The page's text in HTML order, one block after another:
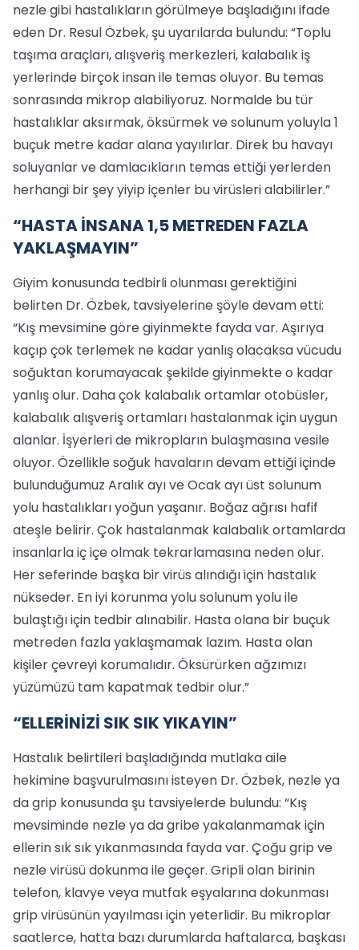
nezle gibi hastalıkların görülmeye başladığını ifade
eden Dr. Resul Özbek, şu uyarılarda bulundu: “Toplu
taşıma araçları, alışveriş merkezleri, kalabalık iş
yerlerinde birçok insan ile temas oluyor. Bu temas
sonrasında mikrop alabiliyoruz. Normalde bu tür
hastalıklar aksırmak, öksürmek ve solunum yoluyla 1
buçuk metre kadar alana yayılırlar. Direk bu havayı
soluyanlar ve damlacıkların temas ettiği yerlerden
herhangi bir şey yiyip içenler bu virüsleri alabilirler.”
“HASTA İNSANA 1,5 METREDEN FAZLA
YAKLAŞMAYIN”
Giyim konusunda tedbirli olunması gerektiğini
belirten Dr. Özbek, tavsiyelerine şöyle devam etti:
“Kış mevsimine göre giyinmekte fayda var. Aşırıya
kaçıp çok terlemek ne kadar yanlış olacaksa vücudu
soğuktan korumayacak şekilde giyinmekte o kadar
yanlış olur. Daha çok kalabalık ortamlar otobüsler,
kalabalık alışveriş ortamları hastalanmak için uygun
alanlar. İşyerleri de mikropların bulaşmasına vesile
oluyor. Özellikle soğuk havaların devam ettiği içinde
bulunduğumuz Aralık ayı ve Ocak ayı üst solunum
yolu hastalıkları yoğun yaşanır. Boğaz ağrısı hafif
ateşle belirir. Çok hastalanmak kalabalık ortamlarda
insanlarla iç içe olmak tekrarlamasına neden olur.
Her seferinde başka bir virüs alındığı için hastalık
nükseder. En iyi korunma yolu solunum yolu ile
bulaştığı için tedbir alınabilir. Hasta olana bir buçuk
metreden fazla yaklaşmamak lazım. Hasta olan
kişiler çevreyi korumalıdır. Öksürürken ağzımızı
yüzümüzü tam kapatmak tedbir olur.”
“ELLERİNİZİ SIK SIK YIKAYIN”
Hastalık belirtileri başladığında mutlaka aile
hekimine başvurulmasını isteyen Dr. Özbek, nezle ya
da grip konusunda şu tavsiyelerde bulundu: “Kış
mevsiminde nezle ya da gribe yakalanmamak için
ellerin sık sık yıkanmasında fayda var. Çoğu grip ve
nezle virüsü dokunma ile geçer. Gripli olan birinin
telefon, klavye veya mutfak eşyalarına dokunması
grip virüsünün yayılması için yeterlidir. Bu mikroplar
saatlerce, hatta bazı durumlarda haftalarca, başkası